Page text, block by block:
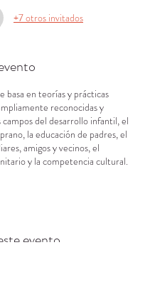
+7 otros invitados
basa en teorías y prácticas
reconocidas y
campos del desarrollo infantil, el
la educación de padres, el
amigos y vecinos, el
y la competencia cultural.
evento